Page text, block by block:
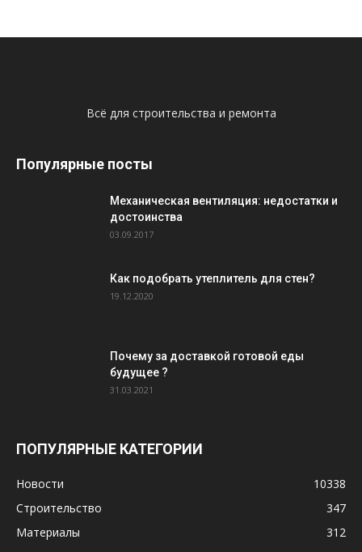
Всё для строительства и ремонта
Популярные посты
Механическая вентиляция: недостатки и
достоинства
03.09.2017
Как подобрать утеплитель для стен?
19.12.2020
Почему за доставкой готовой еды
будущее ?
31.03.2021
ПОПУЛЯРНЫЕ КАТЕГОРИИ
Новости
10338
Строительство
347
Материалы
312